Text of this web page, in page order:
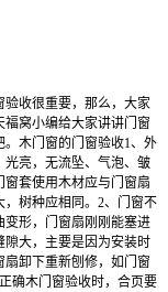
验收很重要，那么，大家
窝小编给大家讲讲门窗
木门窗的门窗验收1、外
亮，无流坠、气泡、皱
套使用木材应与门窗扇
树种应相同。2、门窗不
形，门窗扇刚刚能塞进
隙大，主要是因为安装时
卸下重新刨修，如门窗
确木门窗验收时，合页要